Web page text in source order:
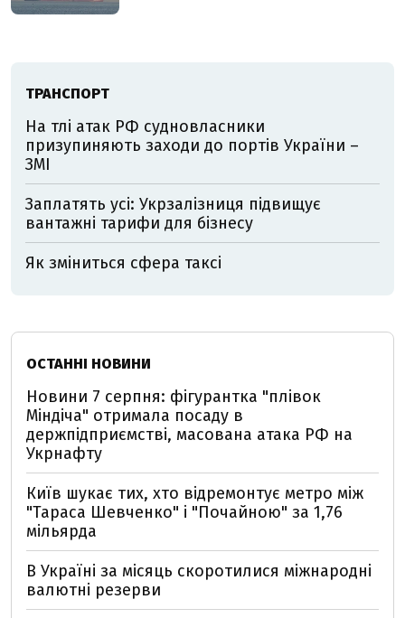
ТРАНСПОРТ
На тлі атак РФ судновласники
призупиняють заходи до портів України –
ЗМІ
Заплатять усі: Укрзалізниця підвищує
вантажні тарифи для бізнесу
Як зміниться сфера таксі
ОСТАННІ НОВИНИ
Новини 7 серпня: фігурантка "плівок
Міндіча" отримала посаду в
держпідприємстві, масована атака РФ на
Укрнафту
Київ шукає тих, хто відремонтує метро між
"Тараса Шевченко" і "Почайною" за 1,76
мільярда
В Україні за місяць скоротилися міжнародні
валютні резерви